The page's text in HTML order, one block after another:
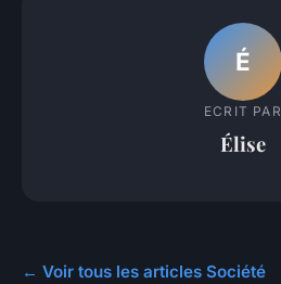
É
ECRIT PAR
Élise
← Voir tous les articles Société